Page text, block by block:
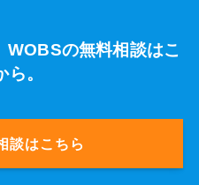
WOBSの無料相談はこ
ら。
談はこちら